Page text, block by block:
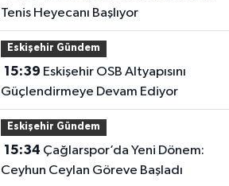
Tenis Heyecanı Başlıyor
Eskişehir Gündem
15:39
Güçlendirmeye Devam Ediyor
Eskişehir Gündem
15:34
Ceyhun Ceylan Göreve Başladı